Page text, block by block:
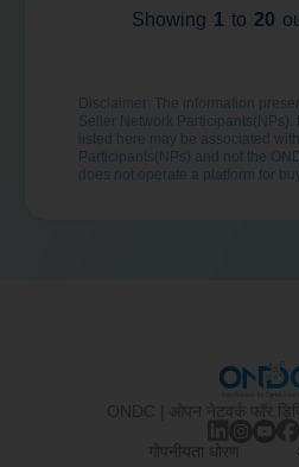
Wellness
Jan Aushdi
Kendra
Laxmi Misthan
Bhandar (LMB)
Retail
Showing 1 to 20
Disclaimer: The information
Seller Network
listed here may be associated
Participants(NPs) and not the
does not operate a platform for
ONDC | ओपन नेटवर्क फॉर
गोपनीयता धोरण